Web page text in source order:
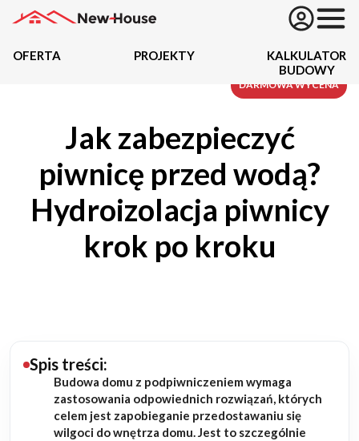
Działki
Kredyty
Budowa domu
Rezydencje
OFERTA PROJEKTY
KALKULATOR
BUDOWY
Jak zabezpieczyć
piwnicę przed wodą?
Hydroizolacja piwnicy
krok po kroku
Spis treści:
Budowa domu z podpiwniczeniem wymaga
zastosowania odpowiednich rozwiązań, których
celem jest zapobieganie przedostawaniu się
wilgoci do wnętrza domu. Jest to szczególnie
DARMOWA WYCENA